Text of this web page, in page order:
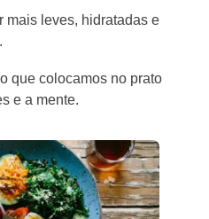
mais leves, hidratadas e
que colocamos no prato
e a mente.